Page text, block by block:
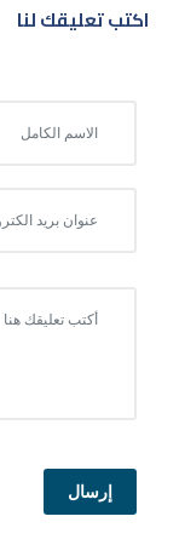
اكتب تعليقك لنا
إرسال